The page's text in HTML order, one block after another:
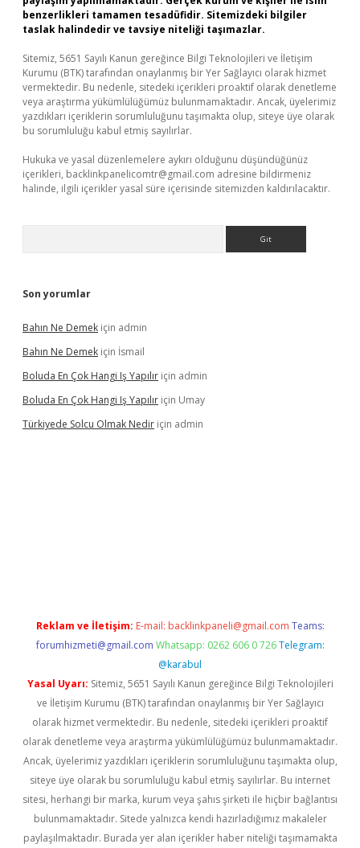
benzerlikleri tamamen tesadüfidir. Sitemizdeki bilgiler
taslak halindedir ve tavsiye niteliği taşımazlar.
Sitemiz, 5651 Sayılı Kanun gereğince Bilgi Teknolojileri ve İletişim
Kurumu (BTK) tarafından onaylanmış bir Yer Sağlayıcı olarak hizmet
vermektedir. Bu nedenle, sitedeki içerikleri proaktif olarak denetleme
veya araştırma yükümlülüğümüz bulunmamaktadır. Ancak, üyelerimiz
yazdıkları içeriklerin sorumluluğunu taşımakta olup, siteye üye olarak
bu sorumluluğu kabul etmiş sayılırlar.
Hukuka ve yasal düzenlemelere aykırı olduğunu düşündüğünüz
içerikleri, backlinkpanelicomtr@gmail.com adresine bildirmeniz
halinde, ilgili içerikler yasal süre içerisinde sitemizden kaldırılacaktır.
Son yorumlar
Bahın Ne Demek için admin
Bahın Ne Demek için İsmail
Boluda En Çok Hangi Iş Yapılır için admin
Boluda En Çok Hangi Iş Yapılır için Umay
Türkiyede Solcu Olmak Nedir için admin
Reklam ve İletişim: E-mail: backlinkpaneli@gmail.com Teams:
forumhizmeti@gmail.com Whatsapp: 0262 606 0 726 Telegram:
@karabul
Yasal Uyarı: Sitemiz, 5651 Sayılı Kanun gereğince Bilgi Teknolojileri
ve İletişim Kurumu (BTK) tarafından onaylanmış bir Yer Sağlayıcı
olarak hizmet vermektedir. Bu nedenle, sitedeki içerikleri proaktif
olarak denetleme veya araştırma yükümlülüğümüz bulunmamaktadır.
Ancak, üyelerimiz yazdıkları içeriklerin sorumluluğunu taşımakta olup,
siteye üye olarak bu sorumluluğu kabul etmiş sayılırlar. Bu internet
sitesi, herhangi bir marka, kurum veya şahıs şirketi ile hiçbir bağlantısı
bulunmamaktadır. Sitede yalnızca kendi hazırladığımız makaleler
paylaşılmaktadır. Burada yer alan içerikler haber niteliği taşımamakta